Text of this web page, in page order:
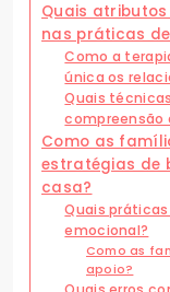
Quais
nas práticas
Como a
única os
Quais
compreensão
Como as
estratégias de
casa?
Quais
emocional?
Como as
apoio?